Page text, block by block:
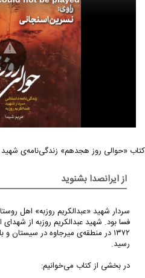
کتاب «حوالی روز هجدهم» زندگی‌نامه‌ی شهید
از ایرانصدا بشنوید
سردار شهید «عبدالکریم روزبه» اهل
فسا بود. شهید عبدالکریم روزبه از
۱۳۷۲ در منطقه‌ی میرجاوه‌ در
رسید.
در بخشی از کتاب می‌خوانیم: